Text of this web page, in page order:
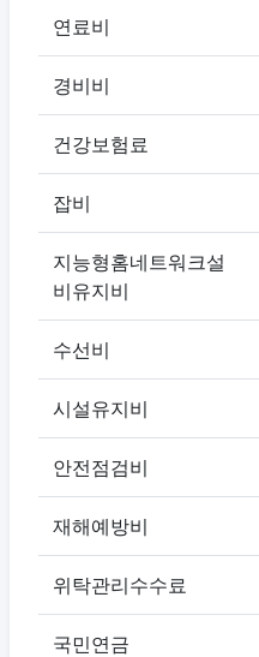
연료비
경비비
건강보험료
잡비
지능형홈네트워크설
비유지비
수선비
시설유지비
안전점검비
재해예방비
위탁관리수수료
국민연금